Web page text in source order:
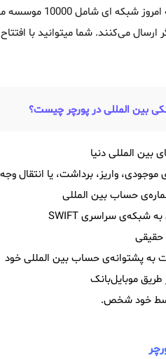
ارسال می‌کنند. شما میتوانید با افتتاح
بین المللی در پورچر چیست؟